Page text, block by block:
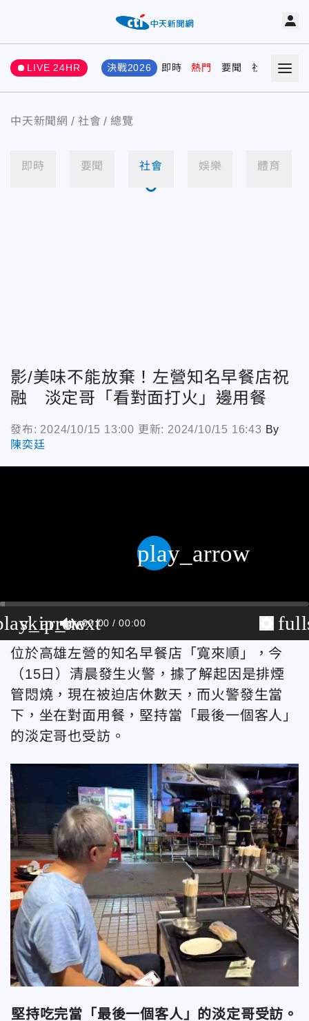
LIVE 24HR 決戰2026 即時 熱門 要聞 社會 娛樂
中天新聞網 社會 總覽
即時 要聞 社會 娛樂 體育
影/美味不能放棄！左營知名早餐店祝
融 淡定哥「看對面打火」邊用餐
發布: 2024/10/15 13:00 更新: 2024/10/15 16:43 By
陳奕廷
skip_next
00:00 00:00
play_arrow
位於高雄左營的知名早餐店「寬來順」，今
（15日）清晨發生火警，據了解起因是排煙
管悶燒，現在被迫店休數天，而火警發生當
下，坐在對面用餐，堅持當「最後一個客人」
的淡定哥也受訪。
堅持吃完當「最後一個客人」的淡定哥受訪。